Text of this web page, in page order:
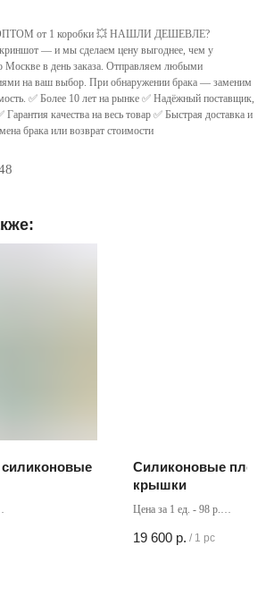
от 1 коробки 💥 НАШЛИ ДЕШЕВЛЕ?
— и мы сделаем цену выгоднее, чем у
Москве в день заказа. Отправляем любыми
на ваш выбор. При обнаружении брака — заменим
✅ Более 10 лет на рынке ✅ Надёжный поставщик,
Гарантия качества на весь товар ✅ Быстрая доставка и
брака или возврат стоимости
Силиконовые
крышки
Цена за 1 ед. - 98 р.
19 600 р. / 1 pc